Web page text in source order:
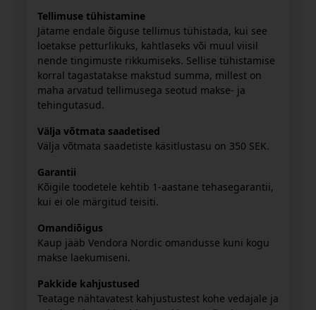
Tellimuse tühistamine
Jätame endale õiguse tellimus tühistada, kui see
loetakse petturlikuks, kahtlaseks või muul viisil
nende tingimuste rikkumiseks. Sellise tühistamise
korral tagastatakse makstud summa, millest on
maha arvatud tellimusega seotud makse- ja
tehingutasud.
Välja võtmata saadetised
Välja võtmata saadetiste käsitlustasu on 350 SEK.
Garantii
Kõigile toodetele kehtib 1-aastane tehasegarantii,
kui ei ole märgitud teisiti.
Omandiõigus
Kaup jääb Vendora Nordic omandusse kuni kogu
makse laekumiseni.
Pakkide kahjustused
Teatage nähtavatest kahjustustest kohe vedajale ja